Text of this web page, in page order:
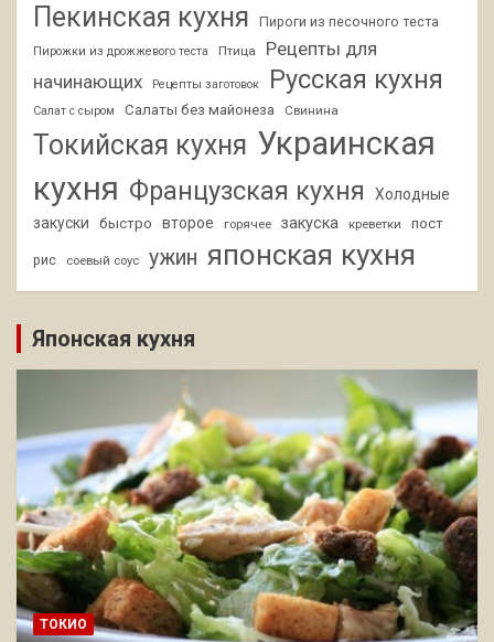
Пекинская кухня Пироги из песочного теста
Пирожки из дрожжевого теста Птица
Рецепты для
начинающих
Рецепты заготовок Русская кухня
Салат с сыром Салаты без майонеза Свинина
Токийская кухня Украинская
кухня Французская кухня
Холодные
закуски
быстро второе горячее закуска креветки пост
рис соевый соус ужин японская кухня
Японская кухня
ТОКИО